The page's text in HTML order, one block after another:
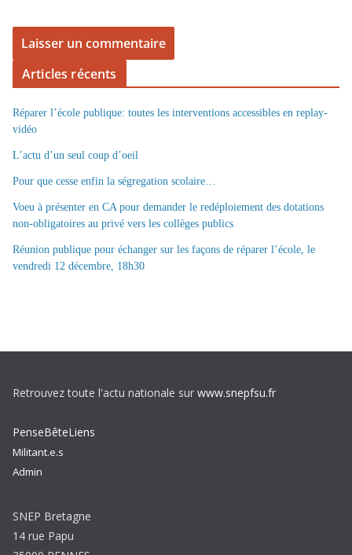
Articles récents
Réparer l’école publique: toutes les interventions accessibles en replay-
vidéo
L’actu d’un seul coup d’oeil
Pour que cesse enfin la ségregation scolaire…
Voeu à présenter en CA pour demander le redéploiement des dotations
non-obligatoires au privé vers les collèges publics
Réunion publique pour échanger sur les façons de réparer l’école, le
vendredi 12 décembre, 18h30
Retrouvez toute l'actu nationale sur www.snepfsu.fr
PenseBêteLiens
Militant.e.s
Admin
SNEP Bretagne
14 rue Papu